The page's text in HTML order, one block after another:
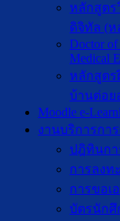
หลักสูต
ดิจิทัล (ห
Doctor of
Medical
หลักสูตร
บ้านต่อย
Moodle e-
งานบริการกา
ปฎิทินก
การลงท
การขอเ
บัตรนักศึ